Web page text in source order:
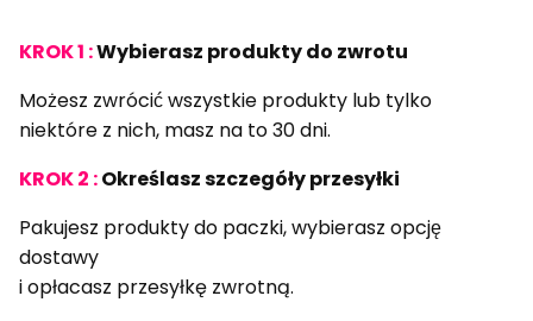
KROK 1 :Wybierasz produkty do zwrotu
Możesz zwrócić wszystkie produkty lub tylko
niektóre z nich, masz na to 30 dni.
KROK 2 :Określasz szczegóły przesyłki
Pakujesz produkty do paczki, wybierasz opcję
dostawy
i opłacasz przesyłkę zwrotną.